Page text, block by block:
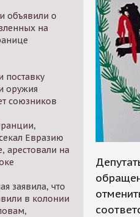
объявили о
на
оружия
союзников
Евразию
арестовали на
заявила, что
в колонии